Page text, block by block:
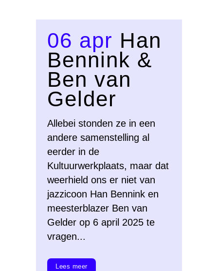
06 apr Han
Bennink &
Ben van
Gelder
Allebei stonden ze in een
andere samenstelling al
eerder in de
Kultuurwerkplaats, maar dat
weerhield ons er niet van
jazzicoon Han Bennink en
meesterblazer Ben van
Gelder op 6 april 2025 te
vragen...
Lees meer